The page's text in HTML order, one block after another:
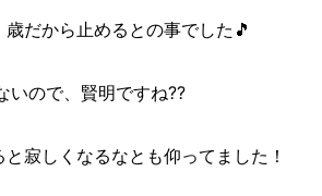
だから止めるとの事でした🎵
いので、賢明ですね??
寂しくなるなとも仰ってました！